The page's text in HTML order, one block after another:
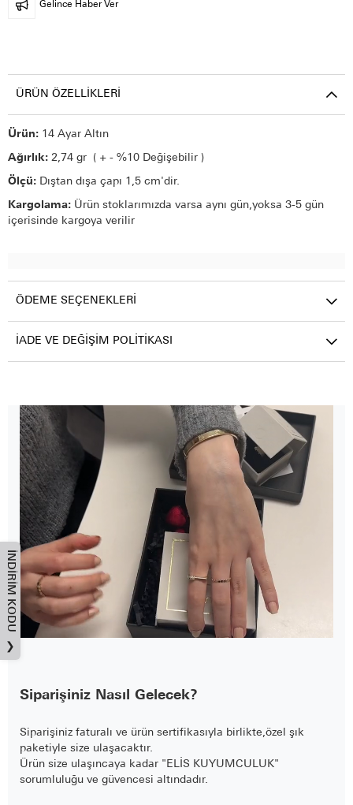
Gelince Haber Ver
ÜRÜN ÖZELLIKLERI
Ürün: 14 Ayar Altın
Ağırlık: 2,74 gr ( + - %10 Değişebilir )
Ölçü: Dıştan dışa çapı 1,5 cm'dir.
Kargolama: Ürün stoklarımızda varsa aynı gün,yoksa 3-5 gün
içerisinde kargoya verilir
ÖDEME SEÇENEKLERI
İADE VE DEĞIŞIM POLITIKASI
Siparişiniz Nasıl Gelecek?
Siparişiniz faturalı ve ürün sertifikasıyla birlikte,özel şık
paketiyle size ulaşacaktır.
Ürün size ulaşıncaya kadar "ELİS KUYUMCULUK"
sorumluluğu ve güvencesi altındadır.
İNDIRIM KODU
❯